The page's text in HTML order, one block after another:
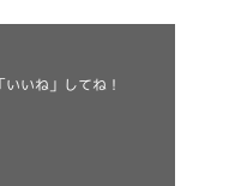
「いいね」してね！